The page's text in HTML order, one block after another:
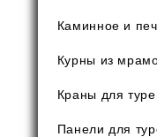
Каминное и
Курны из
Краны для
Панели для